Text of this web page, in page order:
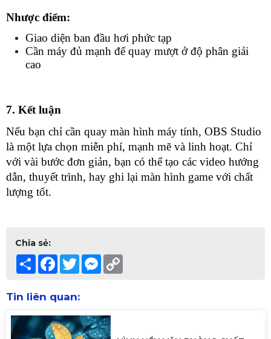
Nhược điểm:
Giao diện ban đầu hơi phức tạp
Cần máy đủ mạnh để quay mượt ở độ phân giải
cao
7. Kết luận
Nếu bạn chỉ cần quay màn hình máy tính, OBS Studio
là một lựa chọn miễn phí, mạnh mẽ và linh hoạt. Chỉ
với vài bước đơn giản, bạn có thể tạo các video hướng
dẫn, thuyết trình, hay ghi lại màn hình game với chất
lượng tốt.
Chia sẻ:
Share Facebook
TwitterMessenger
Tin liên quan: